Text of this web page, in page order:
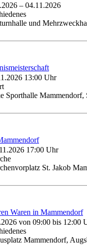
– 04.11.2026
und
13:00 Uhr
Sporthalle Mammendorf,
17:00 Uhr
St. Jakob
Waren in Mammendorf
von 09:00 bis 12:00
Mammendorf,